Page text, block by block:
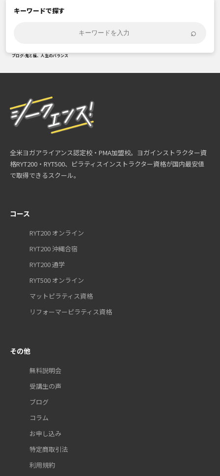
キーワードで探す
⌕
ブログ›鬼と福、人生のバランス
全米ヨガアライアンス認定校・PMA加盟校。ヨガインストラクター資
格RYT200・RYT500、ピラティスインストラクター資格が国内最安値
で取得できるスクール。
コース
RYT200 オンライン
RYT200 沖縄合宿
RYT200 通学
RYT500 オンライン
マットピラティス資格
リフォーマーピラティス資格
その他
無料説明会
受講生の声
ブログ
コラム
お申し込み
特定商取引法
利用規約